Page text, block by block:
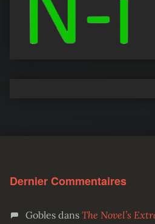
Dernier Commentaires
Goblesdans The Novel’s